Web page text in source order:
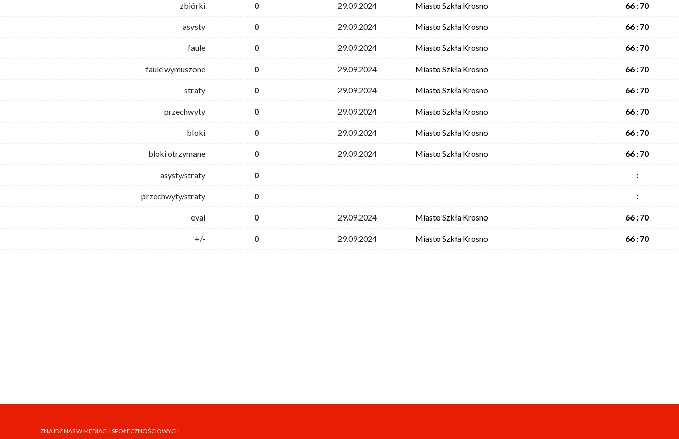
zbiórki 0 29.09.2024 Miasto Szkła Krosno 66 : 70
asysty 0 29.09.2024 Miasto Szkła Krosno 66 : 70
faule 0 29.09.2024 Miasto Szkła Krosno 66 : 70
faule wymuszone 0 29.09.2024 Miasto Szkła Krosno 66 : 70
straty 0 29.09.2024 Miasto Szkła Krosno 66 : 70
przechwyty 0 29.09.2024 Miasto Szkła Krosno 66 : 70
bloki 0 29.09.2024 Miasto Szkła Krosno 66 : 70
bloki otrzymane 0 29.09.2024 Miasto Szkła Krosno 66 : 70
asysty/straty 0 :
przechwyty/straty 0 :
eval 0 29.09.2024 Miasto Szkła Krosno 66 : 70
+/- 0 29.09.2024 Miasto Szkła Krosno 66 : 70
ZNAJDŹ NAS W MEDIACH SPOŁECZNOŚCIOWYCH